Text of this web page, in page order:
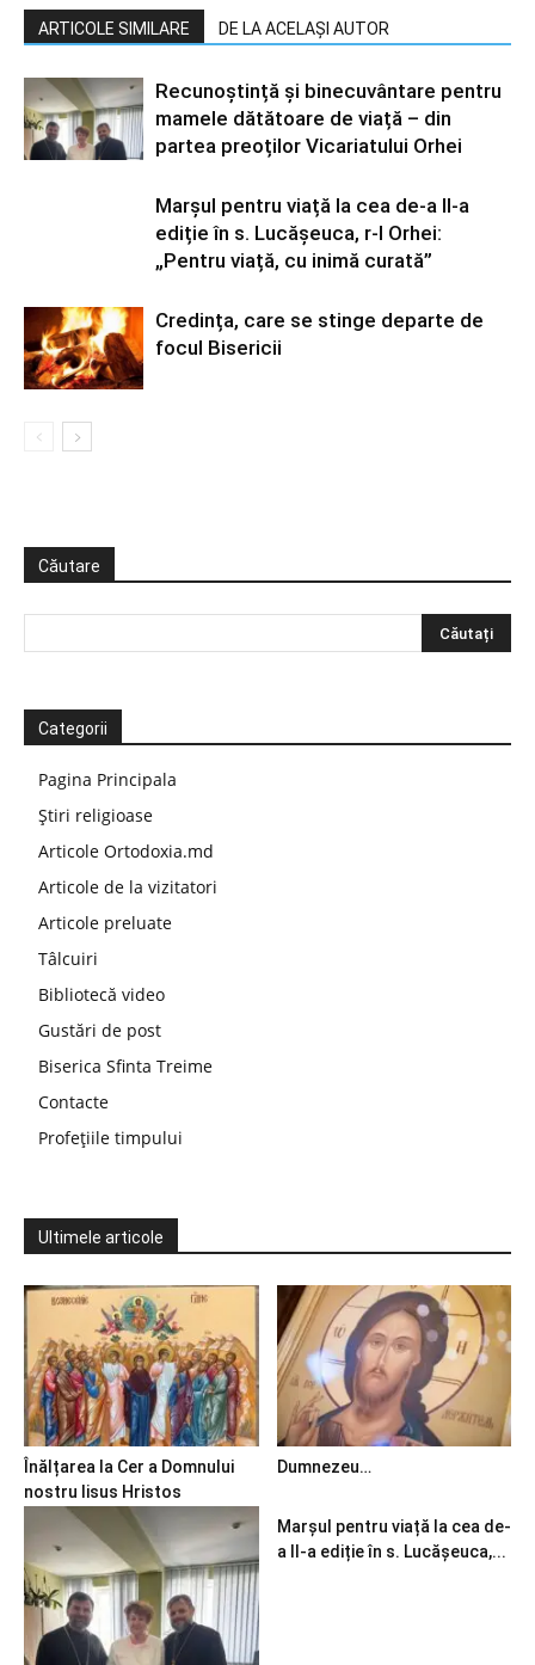
ARTICOLE SIMILARE DE LA ACELAȘI AUTOR
Recunoștință și binecuvântare pentru
mamele dătătoare de viață – din
partea preoților Vicariatului Orhei
Marșul pentru viață la cea de-a II-a
ediție în s. Lucășeuca, r-l Orhei:
„Pentru viață, cu inimă curată”
Credința, care se stinge departe de
focul Bisericii
Căutare
Categorii
Pagina Principala
Știri religioase
Articole Ortodoxia.md
Articole de la vizitatori
Articole preluate
Tâlcuiri
Bibliotecă video
Gustări de post
Biserica Sfinta Treime
Contacte
Profețiile timpului
Ultimele articole
Înălțarea la Cer a Domnului
nostru Iisus Hristos
Dumnezeu…
Marșul pentru viață la cea de-
a II-a ediție în s. Lucășeuca,...